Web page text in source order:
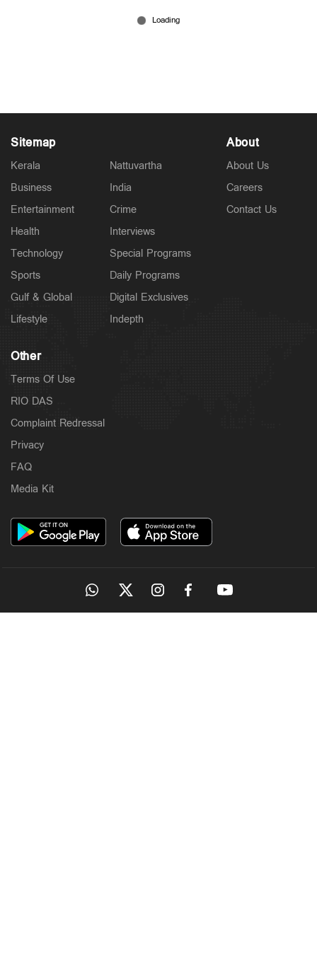
കേരളത്തെ മുക്കി ഒറ്റദിവസത്തെ ദുരിതപ്പെയ്ത്ത്;
മൂന്ന് കുട്ടികളടക്കം ഏഴുമരണം
Sitemap
Kerala
Business
Entertainment
Health
Technology
Sports
Gulf & Global
Lifestyle
Nattuvartha
India
Crime
Interviews
Special Programs
Daily Programs
Digital Exclusives
Indepth
About
About Us
Careers
Contact Us
Other
Terms Of Use
RIO DAS
Complaint Redressal
Privacy
FAQ
Media Kit